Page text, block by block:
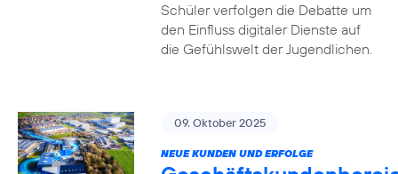
Schüler verfolgen die Debatte um
den Einfluss digitaler Dienste auf
die Gefühlswelt der Jugendlichen.
09. Oktober 2025
NEUE KUNDEN UND ERFOLGE